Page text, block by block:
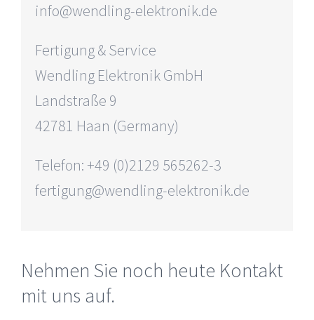
info@wendling-elektronik.de
Fertigung & Service
Wendling Elektronik GmbH
Landstraße 9
42781 Haan (Germany)
Telefon: +49 (0)2129 565262-3
fertigung@wendling-elektronik.de
Nehmen Sie noch heute Kontakt
mit uns auf.